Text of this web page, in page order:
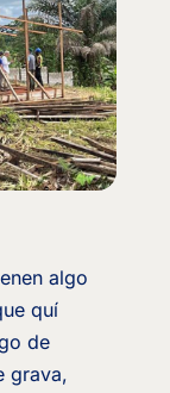
algo
quí
de
grava,